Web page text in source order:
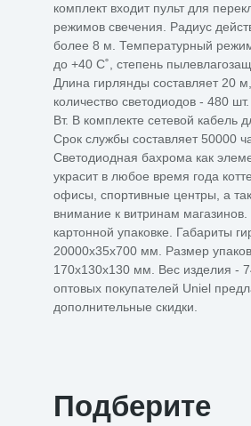
комплект входит пульт для
режимов свечения. Радиус
более 8 м. Температурный
до +40 С˚, степень
Длина гирлянды составляет 20
количество светодиодов - 480
Вт. В комплекте сетевой кабель
Срок службы составляет 50000
Светодиодная бахрома как
украсит в любое время года
офисы, спортивные центры, а
внимание к витринам магазинов.
картонной упаковке. Габариты
20000х35х700 мм. Размер
170х130х130 мм. Вес изделия -
оптовых покупателей Uniel
дополнительные скидки.
Подберите